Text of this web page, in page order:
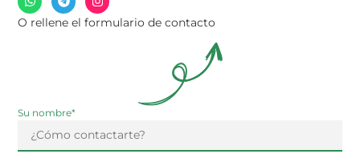
O rellene el formulario de contacto
Su nombre*